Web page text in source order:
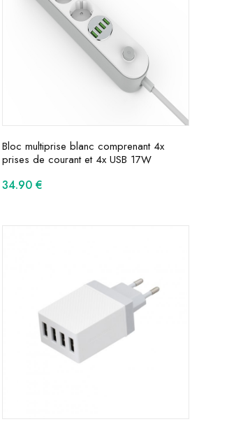
Bloc multiprise blanc comprenant 4x
prises de courant et 4x USB 17W
34.90€